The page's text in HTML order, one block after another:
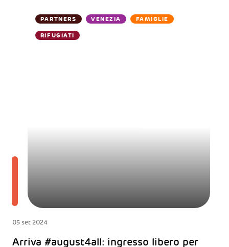
PARTNERS VENEZIA FAMIGLIE
RIFUGIATI
05 set 2024
Arriva #august4all: ingresso libero per